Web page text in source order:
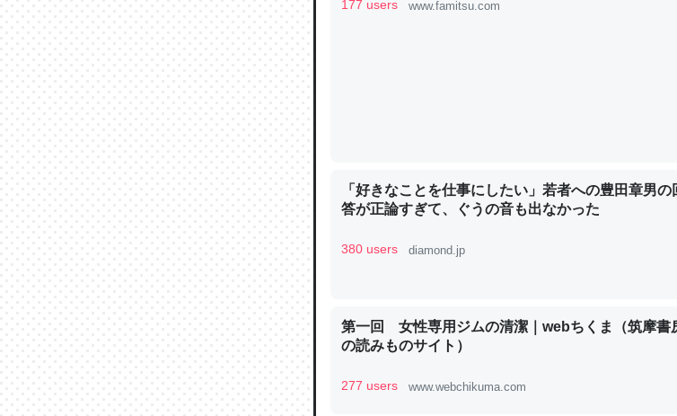
昆虫ってカルシウム少ないのか。知らんかった。調べた
─ニュース :: 【研究発表】昆虫学の大問題＝「昆虫はなぜ海にい
論文では「淡水はカルシウムも酸素も不足してて両方に
は」とあって面白い。海にいる鋏角類（カブトガニ・ウ
チンを強化してる筈だが、酵素が違うのか？
─ニュース :: 【研究発表】昆虫学の大問題＝「昆虫はなぜ海にいな
これを元に考えるとカルシウムを大量に使う脊椎動物と
177 users www.famitsu.com
「好きなことを仕事にしたい」若者への豊田章男の
答が正論すぎて、ぐうの音も出なかった
380 users diamond.jp
第一回 女性専用ジムの清潔｜webちくま（筑摩書
の読みものサイト）
277 users www.webchikuma.com